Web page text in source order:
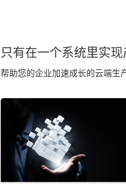
只有在一个系统里实
帮助您的企业加速成长的云端生